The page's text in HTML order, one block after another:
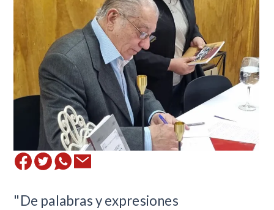
"De palabras y expresiones